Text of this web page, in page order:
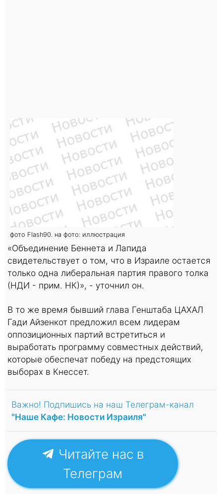
фото Flash90. на фото: иллюстрация
«Объединение Беннета и Лапида
свидетельствует о том, что в Израиле остается
только одна либеральная партия правого толка
(НДИ - прим. НК)», - уточнил он.
В то же время бывший глава Генштаба ЦАХАЛ
Гади Айзенкот предложил всем лидерам
оппозиционных партий встретиться и
выработать программу совместных действий,
которые обеспечат победу на предстоящих
выборах в Кнессет.
Важно! Подпишись на наш Телеграм-канал
"Наше Кафе: Новости Израиля"
Читайте нас в
Телеграм